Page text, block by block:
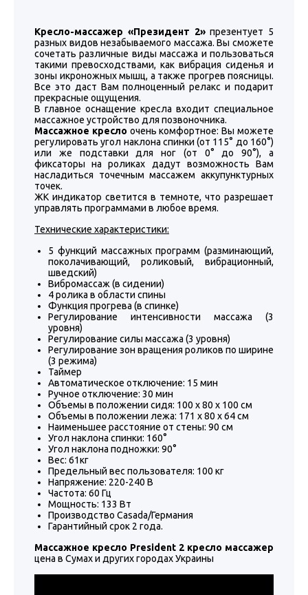
Кресло-массажер «Президент 2»презентует 5
разных видов незабываемого массажа. Вы сможете
сочетать различные виды массажа и пользоваться
такими превосходствами, как вибрация сиденья и
зоны икроножных мышц, а также прогрев поясницы.
Все это даст Вам полноценный релакс и подарит
прекрасные ощущения.
В главное оснащение кресла входит специальное
массажное устройство для позвоночника.
Массажное кресло очень комфортное: Вы можете
регулировать угол наклона спинки (от 115° до 160°)
или же подставки для ног (от 0° до 90°), а
фиксаторы на роликах дадут возможность Вам
насладиться точечным массажем аккупунктурных
точек.
ЖК индикатор светится в темноте, что разрешает
управлять программами в любое время.
Технические характеристики:
5 функций массажных программ (разминающий,
поколачивающий, роликовый, вибрационный,
шведский)
Вибромассаж (в сидении)
4 ролика в области спины
Функция прогрева (в спинке)
Регулирование интенсивности массажа (3
уровня)
Регулирование силы массажа (3 уровня)
Регулирование зон вращения роликов по ширине
(3 режима)
Таймер
Автоматическое отключение: 15 мин
Ручное отключение: 30 мин
Объемы в положении сидя: 100 x 80 x 100 см
Объемы в положении лежа: 171 x 80 x 64 см
Наименьшее расстояние от стены: 90 см
Угол наклона спинки: 160°
Угол наклона подножки: 90°
Вес: 61кг
Предельный вес пользователя: 100 кг
Напряжение: 220-240 В
Частота: 60 Гц
Мощность: 133 Вт
Производство Casada/Германия
Гарантийный срок 2 года.
Массажное кресло President 2 кресло массажер
цена в Сумах и других городах Украины